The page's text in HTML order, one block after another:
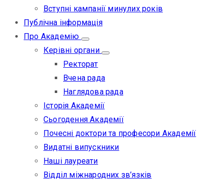
Вступні кампанії минулих років
Публічна інформація
Про Академію
Керівні органи
Ректорат
Вчена рада
Наглядова рада
Історія Академії
Сьогодення Академії
Почесні доктори та професори Академії
Видатні випускники
Наші лауреати
Відділ міжнародних зв’язків